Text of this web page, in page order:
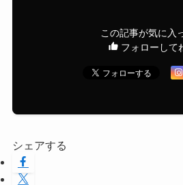
この記事が気に入
フォローして
シェアする